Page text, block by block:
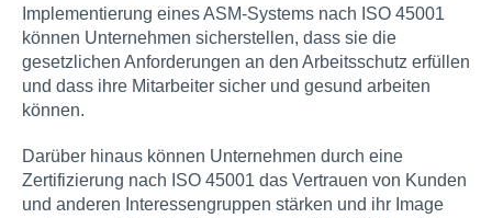
Implementierung eines ASM-Systems nach ISO 45001
können Unternehmen sicherstellen, dass sie die
gesetzlichen Anforderungen an den Arbeitsschutz erfüllen
und dass ihre Mitarbeiter sicher und gesund arbeiten
können.
Darüber hinaus können Unternehmen durch eine
Zertifizierung nach ISO 45001 das Vertrauen von Kunden
und anderen Interessengruppen stärken und ihr Image